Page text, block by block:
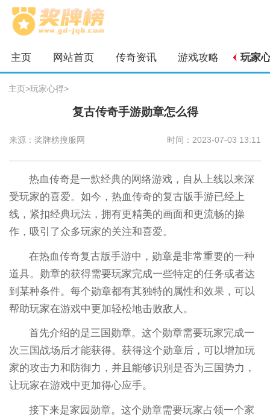
主页 网站首页 传奇资讯 游戏攻略 玩家
主页>玩家心得>
复古传奇手游勋章怎么得
来源：奖牌榜搜服网 时间：2023-07-03 13:11
热血传奇是一款经典的网络游戏，自从上线以来深
受玩家的喜爱。如今，热血传奇的复古版手游已经上
线，紧扣经典玩法，拥有更精美的画面和更流畅的操
作，吸引了众多玩家的关注和喜爱。
在热血传奇复古版手游中，勋章是非常重要的一种
道具。勋章的获得需要玩家完成一些特定的任务或者达
到某种条件。每个勋章都有其独特的属性和效果，可以
帮助玩家在游戏中更加轻松地击败敌人。
首先介绍的是三国勋章。这个勋章需要玩家完成一
次三国战场后才能获得。获得这个勋章后，可以增加玩
家的攻击力和防御力，并且能够识别是否为三国势力，
让玩家在游戏中更加得心应手。
接下来是家园勋章。这个勋章需要玩家占领一个家